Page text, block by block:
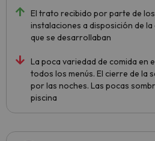
El trato recibido por parte de
instalaciones a disposición de
que se desarrollaban
La poca variedad de comida en
todos los menús. El cierre de la
por las noches. Las pocas
piscina